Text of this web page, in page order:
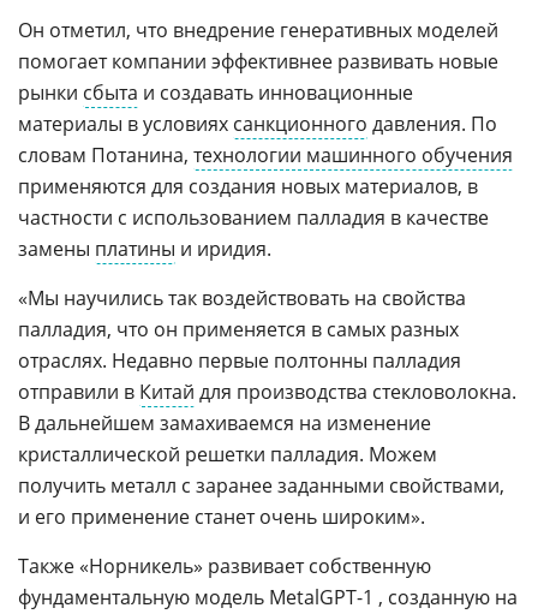
Он отметил, что внедрение генеративных моделей
помогает компании эффективнее развивать новые
рынки сбыта и создавать инновационные
материалы в условиях санкционного давления. По
словам Потанина, технологии машинного обучения
применяются для создания новых материалов, в
частности с использованием палладия в качестве
замены платины и иридия.
«Мы научились так воздействовать на свойства
палладия, что он применяется в самых разных
отраслях. Недавно первые полтонны палладия
отправили в Китай для производства стекловолокна.
В дальнейшем замахиваемся на изменение
кристаллической решетки палладия. Можем
получить металл с заранее заданными свойствами,
и его применение станет очень широким».
Также «Норникель» развивает собственную
фундаментальную модель MetalGPT-1 , созданную на